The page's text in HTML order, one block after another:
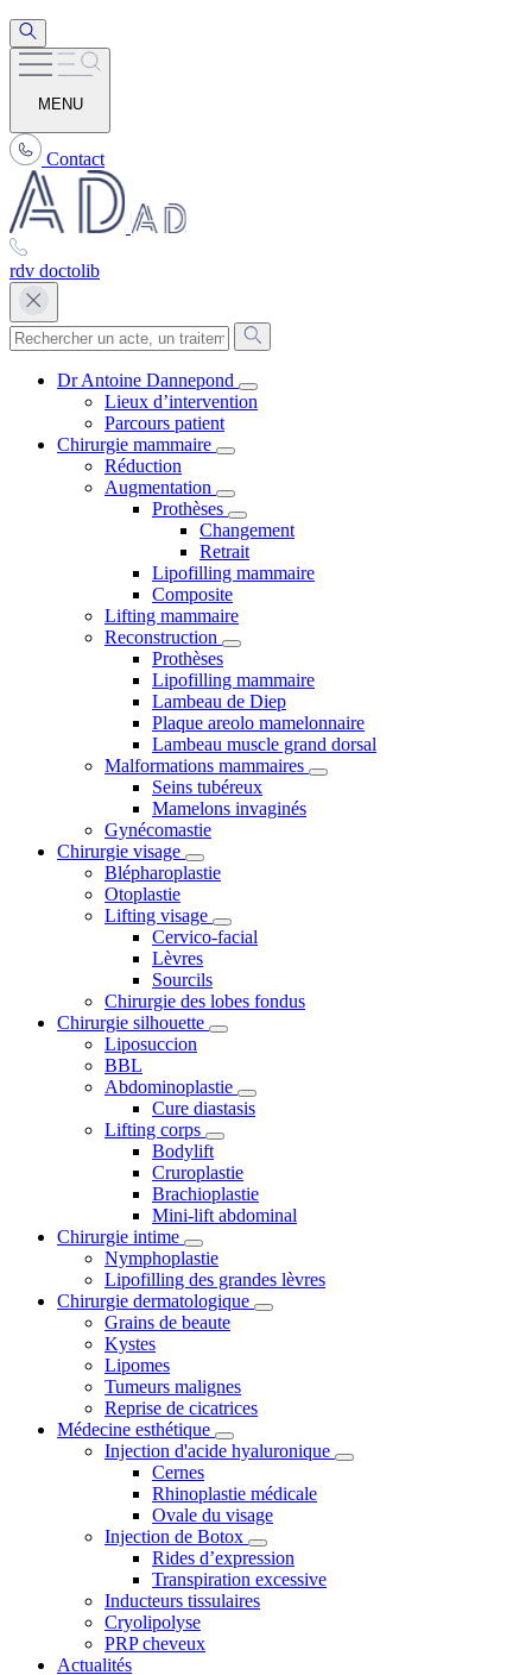
MENU
Contact
rdv doctolib
Dr Antoine Dannepond
Lieux d’intervention
Parcours patient
Chirurgie mammaire
Réduction
Augmentation
Prothèses
Changement
Retrait
Lipofilling mammaire
Composite
Lifting mammaire
Reconstruction
Prothèses
Lipofilling mammaire
Lambeau de Diep
Plaque areolo mamelonnaire
Lambeau muscle grand dorsal
Malformations mammaires
Seins tubéreux
Mamelons invaginés
Gynécomastie
Chirurgie visage
Blépharoplastie
Otoplastie
Lifting visage
Cervico-facial
Lèvres
Sourcils
Chirurgie des lobes fondus
Chirurgie silhouette
Liposuccion
BBL
Abdominoplastie
Cure diastasis
Lifting corps
Bodylift
Cruroplastie
Brachioplastie
Mini-lift abdominal
Chirurgie intime
Nymphoplastie
Lipofilling des grandes lèvres
Chirurgie dermatologique
Grains de beaute
Kystes
Lipomes
Tumeurs malignes
Reprise de cicatrices
Médecine esthétique
Injection d'acide hyaluronique
Cernes
Rhinoplastie médicale
Ovale du visage
Injection de Botox
Rides d’expression
Transpiration excessive
Inducteurs tissulaires
Cryolipolyse
PRP cheveux
Actualités